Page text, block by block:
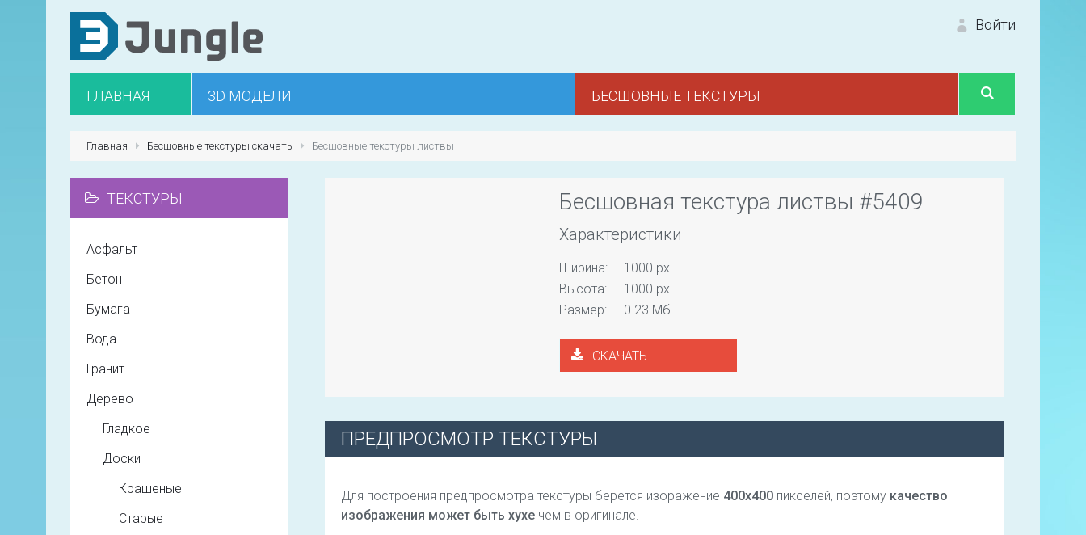
Войти
ГЛАВНАЯ 3D МОДЕЛИ БЕСШОВНЫЕ ТЕКСТУРЫ
Главная Бесшовные текстуры скачать Бесшовные текстуры листвы
Бесшовная текстура листвы #5409
Характеристики
Ширина:
1000 px
Высота:
1000 px
Размер:
0.23 Мб
СКАЧАТЬ
ПРЕДПРОСМОТР ТЕКСТУРЫ
Для построения предпросмотра текстуры берётся изоражение 400х400 пикселей, поэтому качество
изображения может быть хухе чем в оригинале.
ТЕКСТУРЫ
Асфальт
Бетон
Бумага
Вода
Гранит
Дерево
Гладкое
Доски
Крашеные
Старые